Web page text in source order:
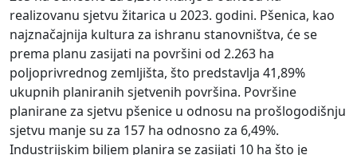
realizovanu sjetvu žitarica u 2023. godini. Pšenica, kao
najznačajnija kultura za ishranu stanovništva, će se
prema planu zasijati na površini od 2.263 ha
poljoprivrednog zemljišta, što predstavlja 41,89%
ukupnih planiranih sjetvenih površina. Površine
planirane za sjetvu pšenice u odnosu na prošlogodišnju
sjetvu manje su za 157 ha odnosno za 6,49%.
Industrijskim biljem planira se zasijati 10 ha što je